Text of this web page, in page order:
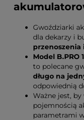
Gwoździarki
dla dekarzy i
przenoszenia
Model B.PRO
to polecane
długo na
odpowiednią
Ważne jest,
pojemnością
parametrami